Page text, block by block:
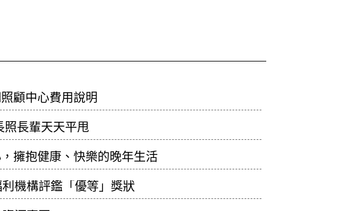
顧中心費用說明
照長輩天天平甩
擁抱健康、快樂的晚年生活
機構評鑑「優等」獎狀